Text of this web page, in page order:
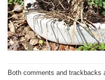
Both comments and trackbacks